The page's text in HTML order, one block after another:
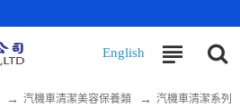
汽機車清潔美容保養類 汽機車清潔系列